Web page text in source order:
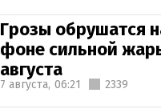
Грозы обрушатся
фоне сильной
августа
7 августа, 06:21 2339